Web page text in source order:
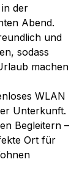
der
Abend.
und
sodass
machen
WLAN
Unterkunft.
Begleitern –
Ort für